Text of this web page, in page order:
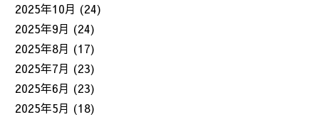
2025年10月 (24)
2025年9月 (24)
2025年8月 (17)
2025年7月 (23)
2025年6月 (23)
2025年5月 (18)